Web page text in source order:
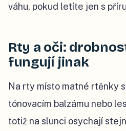
váhu, pokud letíte jen s
Rty a oči:
fungují jinak
Na rty místo matné rtěnky
tónovacím balzámu nebo
totiž na slunci osychají